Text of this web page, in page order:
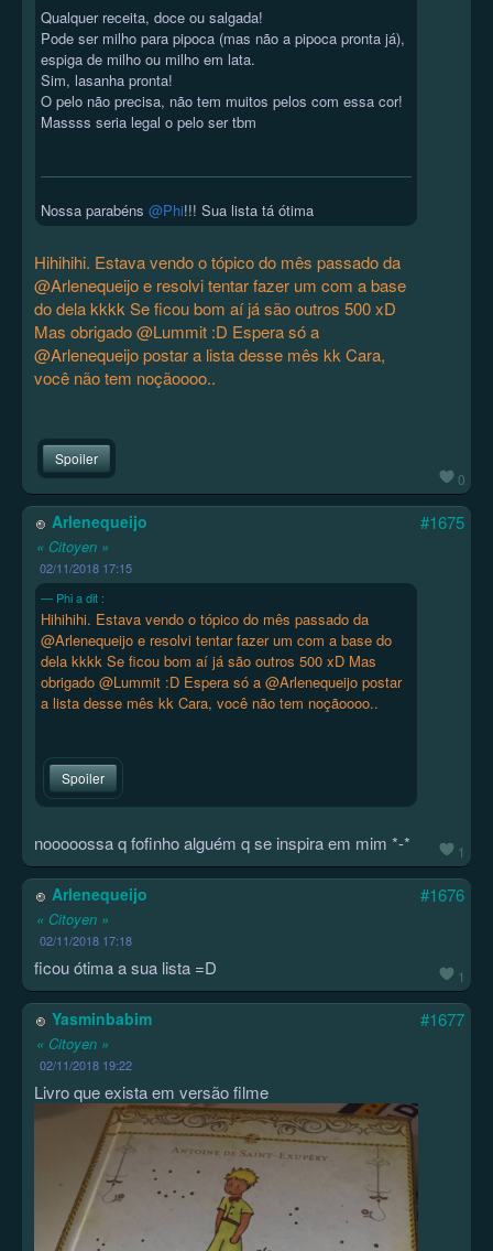
0
Qualquer receita, doce ou salgada!
Pode ser milho para pipoca (mas não a pipoca pronta já),
espiga de milho ou milho em lata.
Sim, lasanha pronta!
O pelo não precisa, não tem muitos pelos com essa cor!
Massss seria legal o pelo ser tbm
Nossa parabéns @Phi!!! Sua lista tá ótima
Hihihihi. Estava vendo o tópico do mês passado da
@Arlenequeijo e resolvi tentar fazer um com a base
do dela kkkk Se ficou bom aí já são outros 500 xD
Mas obrigado @Lummit :D Espera só a
@Arlenequeijo postar a lista desse mês kk Cara,
você não tem noçãoooo..
Spoiler
Arlenequeijo
« Citoyen »
02/11/2018 17:15
#1675
1
Phi a dit :
Hihihihi. Estava vendo o tópico do mês passado da
@Arlenequeijo e resolvi tentar fazer um com a base do
dela kkkk Se ficou bom aí já são outros 500 xD Mas
obrigado @Lummit :D Espera só a @Arlenequeijo postar
a lista desse mês kk Cara, você não tem noçãoooo..
Spoiler
nooooossa q fofinho alguém q se inspira em mim *-*
Arlenequeijo
« Citoyen »
02/11/2018 17:18
#1676
1
ficou ótima a sua lista =D
Yasminbabim
« Citoyen »
02/11/2018 19:22
#1677
Livro que exista em versão filme